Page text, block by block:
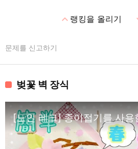
expand_less랭킹을 올리기
문제를 신고하기
벚꽃 벽 장식
[노인 레크] 종이접기를 사